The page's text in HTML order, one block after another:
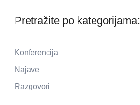
Pretražite po kategorijama:
Konferencija
Najave
Razgovori